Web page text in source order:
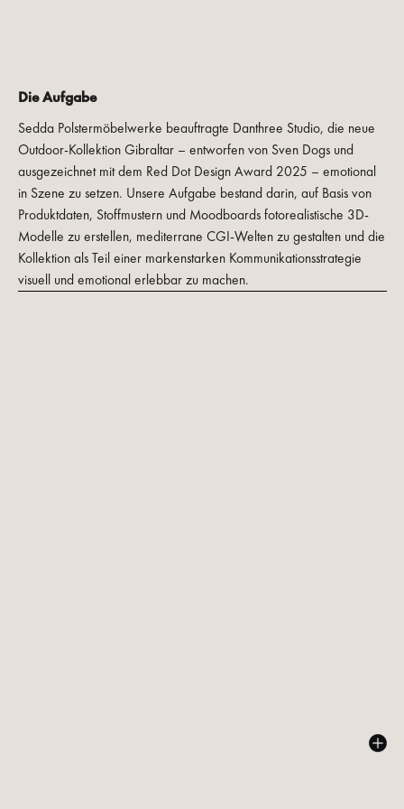
Die Aufgabe
Sedda Polstermöbelwerke beauftragte Danthree Studio, die neue
Outdoor-Kollektion Gibraltar – entworfen von Sven Dogs und
ausgezeichnet mit dem Red Dot Design Award 2025 – emotional
in Szene zu setzen. Unsere Aufgabe bestand darin, auf Basis von
Produktdaten, Stoffmustern und Moodboards fotorealistische 3D-
Modelle zu erstellen, mediterrane CGI-Welten zu gestalten und die
Kollektion als Teil einer markenstarken Kommunikationsstrategie
visuell und emotional erlebbar zu machen.